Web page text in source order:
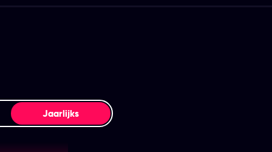
Jaarlijks